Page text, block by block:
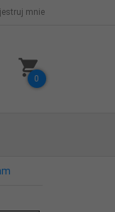
mnie
0